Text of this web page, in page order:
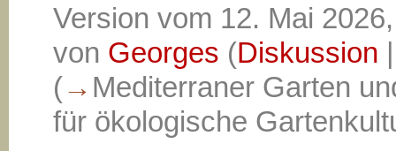
Version vom 12. Mai
von Georges (Diskussion
(→ Mediterraner Garten
für ökologische